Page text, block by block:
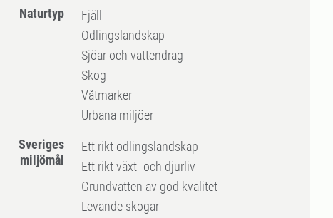
Naturtyp
Fjäll
Odlingslandskap
Sjöar och vattendrag
Skog
Våtmarker
Urbana miljöer
Sveriges
miljömål
Ett rikt odlingslandskap
Ett rikt växt- och djurliv
Grundvatten av god kvalitet
Levande skogar